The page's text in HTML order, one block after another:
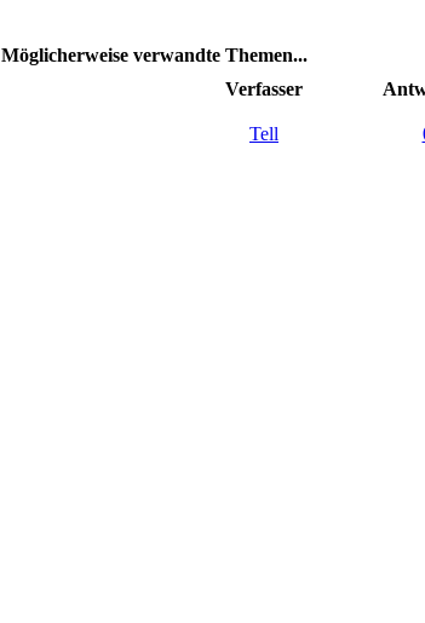
Möglicherweise verwandte Themen...
Verfasser
Tell